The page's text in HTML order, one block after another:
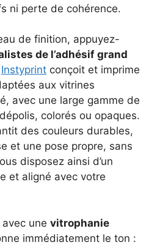
ni perte de cohérence.
de finition, appuyez-
de l’adhésif grand
Instyprint conçoit et imprime
aux vitrines
avec une large gamme de
colorés ou opaques.
des couleurs durables,
et une pose propre, sans
disposez ainsi d’un
et aligné avec votre
une vitrophanie
immédiatement le ton :